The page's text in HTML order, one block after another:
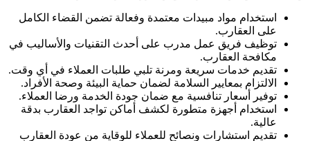
استخدام مواد مبيدات معتمدة وفعالة تضمن القضاء الكامل
على العقارب.
توظيف فريق عمل مدرب على أحدث التقنيات والأساليب في
مكافحة العقارب.
تقديم خدمات سريعة ومرنة تلبي طلبات العملاء في أي وقت.
الالتزام بمعايير السلامة لضمان حماية البيئة وصحة الأفراد.
توفير أسعار تنافسية مع ضمان جودة الخدمة ورضا العملاء.
استخدام أجهزة متطورة لكشف أماكن تواجد العقارب بدقة
عالية.
تقديم استشارات ونصائح للعملاء للوقاية من عودة العقارب